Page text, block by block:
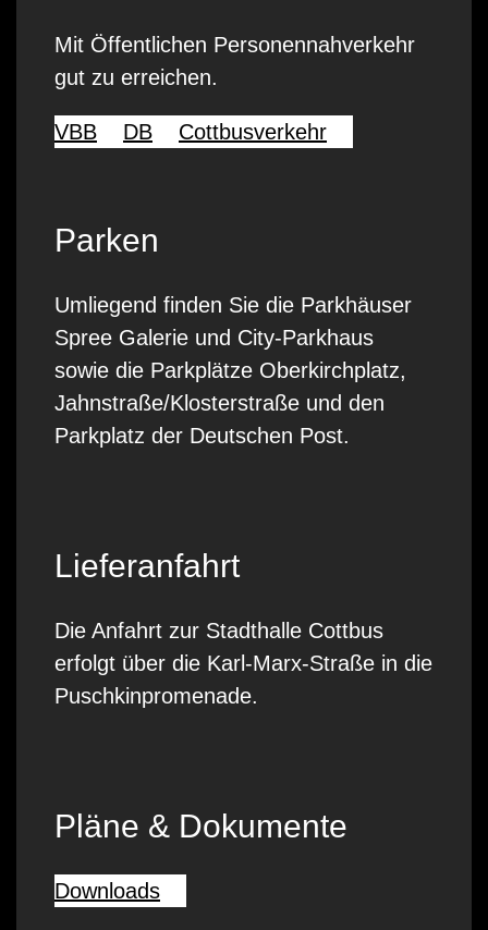
Mit Öffentlichen Personennahverkehr
gut zu erreichen.
VBB DB Cottbusverkehr
Parken
Umliegend finden Sie die Parkhäuser
Spree Galerie und City-Parkhaus
sowie die Parkplätze Oberkirchplatz,
Jahnstraße/Klosterstraße und den
Parkplatz der Deutschen Post.
Lieferanfahrt
Die Anfahrt zur Stadthalle Cottbus
erfolgt über die Karl-Marx-Straße in die
Puschkinpromenade.
Pläne & Dokumente
Downloads